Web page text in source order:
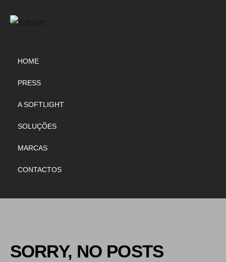
HOME
PRESS
A SOFTLIGHT
SOLUÇÕES
MARCAS
CONTACTOS
SORRY, NO POSTS